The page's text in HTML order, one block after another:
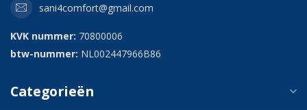
sani4comfort@gmail.com
KVK nummer: 70800006
btw-nummer: NL002447966B86
Categorieën